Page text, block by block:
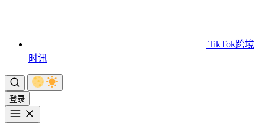
TikTok跨境
时讯
登录